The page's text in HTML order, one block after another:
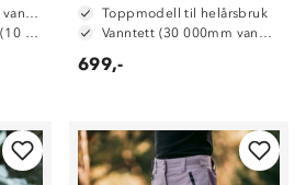
Vanntett (30 000 mm vannsøyle)
Fukttransporterende (10 000 g/m2/24t)
Toppmodell til helårsbruk
Vanntett (30 000mm vannsøyle)
699,-